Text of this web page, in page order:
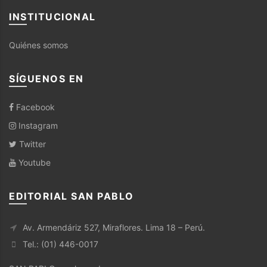
INSTITUCIONAL
Quiénes somos
SÍGUENOS EN
Facebook
Instagram
Twitter
Youtube
EDITORIAL SAN PABLO
Av. Armendáriz 527, Miraflores. Lima 18 – Perú.
Tel.: (01) 446-0017